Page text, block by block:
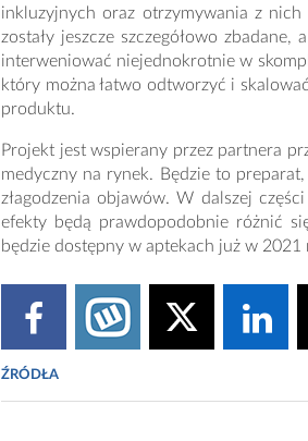
inkluzyjnych oraz otrzymywania z nich
zostały jeszcze szczegółowo
interweniować niejednokrotnie w
który można łatwo odtworzyć i
produktu.
Projekt jest wspierany przez partnera
medyczny na rynek. Będzie to
złagodzenia objawów. W dalszej
efekty będą prawdopodobnie różnić
będzie dostępny w aptekach już w 2021
ŹRÓDŁA